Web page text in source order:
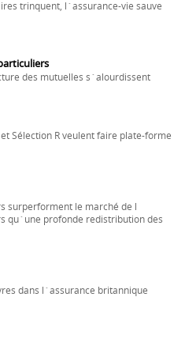
trinquent, l´assurance-vie sauve
des mutuelles s´alourdissent
Sélection R veulent faire plate-forme
surperforment le marché de l
qu´une profonde redistribution des
dans l´assurance britannique